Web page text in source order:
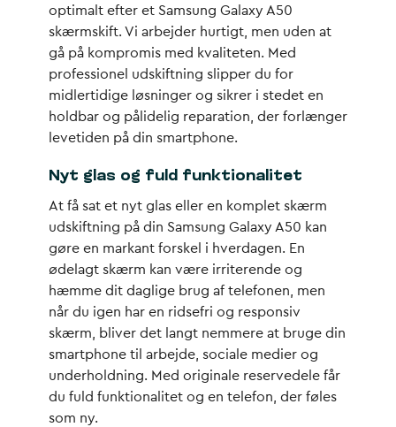
optimalt efter et Samsung Galaxy A50
skærmskift. Vi arbejder hurtigt, men uden at
gå på kompromis med kvaliteten. Med
professionel udskiftning slipper du for
midlertidige løsninger og sikrer i stedet en
holdbar og pålidelig reparation, der forlænger
levetiden på din smartphone.
Nyt glas og fuld funktionalitet
At få sat et nyt glas eller en komplet skærm
udskiftning på din Samsung Galaxy A50 kan
gøre en markant forskel i hverdagen. En
ødelagt skærm kan være irriterende og
hæmme dit daglige brug af telefonen, men
når du igen har en ridsefri og responsiv
skærm, bliver det langt nemmere at bruge din
smartphone til arbejde, sociale medier og
underholdning. Med originale reservedele får
du fuld funktionalitet og en telefon, der føles
som ny.